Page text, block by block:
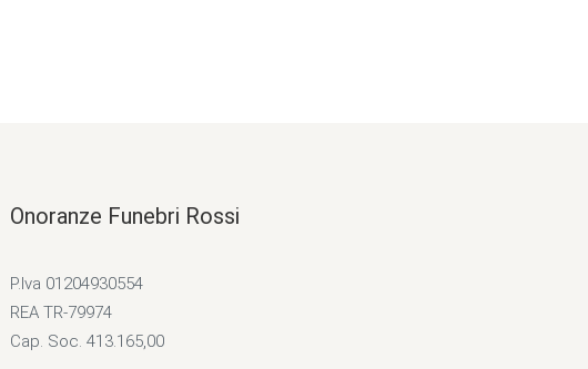
Onoranze Funebri Rossi
P.Iva 01204930554
REA TR-79974
Cap. Soc. 413.165,00